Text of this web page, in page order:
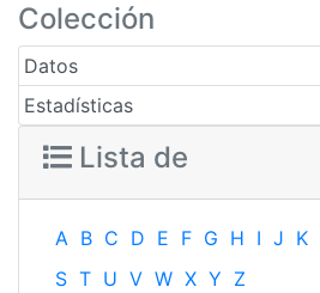
Colección
Datos
Estadísticas
Lista de
A B C D E F G H I J K
S T U V W X Y Z